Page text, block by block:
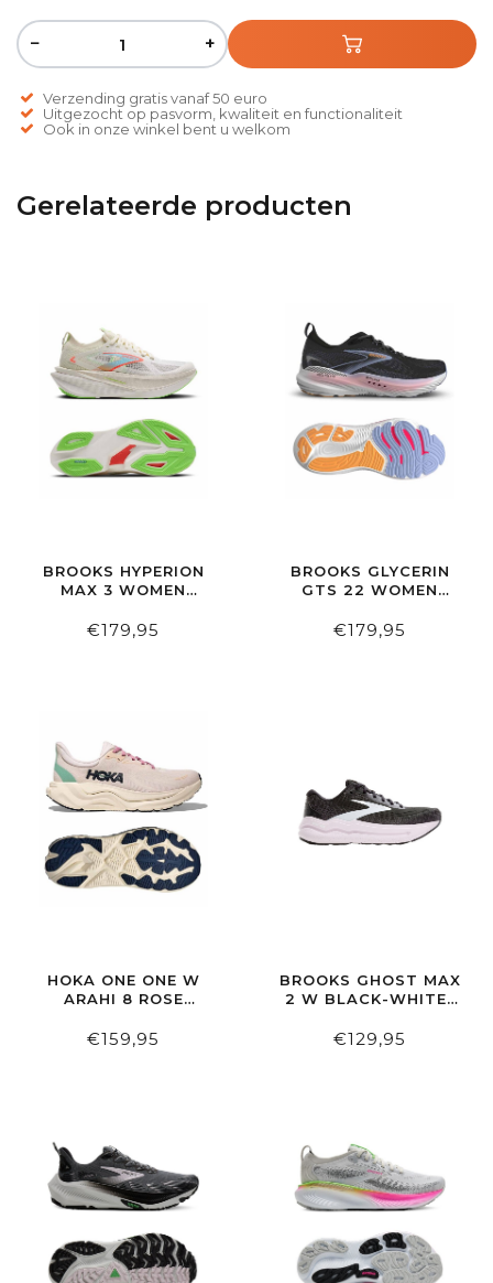
− +
Verzending gratis vanaf 50 euro
Uitgezocht op pasvorm, kwaliteit en functionaliteit
Ook in onze winkel bent u welkom
Gerelateerde producten
BROOKS HYPERION
MAX 3 WOMEN
GECKO/PINK CLAY
€179,95
BROOKS GLYCERIN
GTS 22 WOMEN
HERON/ORANGE
€179,95
HOKA ONE ONE W
ARAHI 8 ROSE
€159,95
BROOKS GHOST MAX
2 W BLACK-WHITE-
€129,95